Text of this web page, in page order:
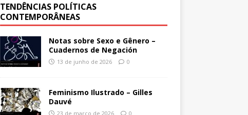
TENDÊNCIAS POLÍTICAS
CONTEMPORÂNEAS
Notas sobre Sexo e Gênero –
Cuadernos de Negación
13 de junho de 2026 0
Feminismo Ilustrado – Gilles
Dauvé
23 de março de 2026 0